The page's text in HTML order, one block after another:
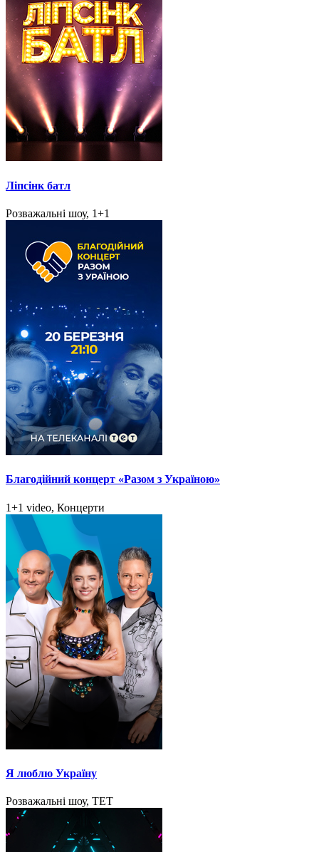
Ліпсінк батл
Розважальні шоу, 1+1
Благодійний концерт «Разом з Україною»
1+1 video, Концерти
Я люблю Україну
Розважальні шоу, ТЕТ